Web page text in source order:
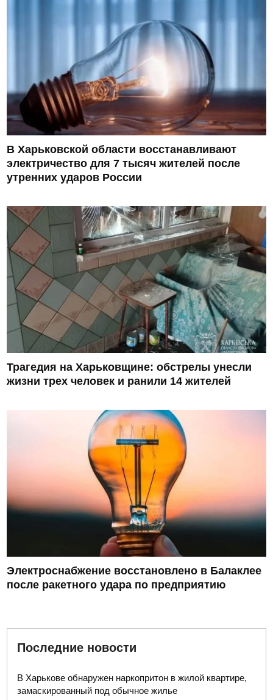
В Харьковской области восстанавливают
электричество для 7 тысяч жителей после
утренних ударов России
Трагедия на Харьковщине: обстрелы унесли
жизни трех человек и ранили 14 жителей
Электроснабжение восстановлено в Балаклее
после ракетного удара по предприятию
Последние новости
В Харькове обнаружен наркопритон в жилой квартире,
замаскированный под обычное жилье